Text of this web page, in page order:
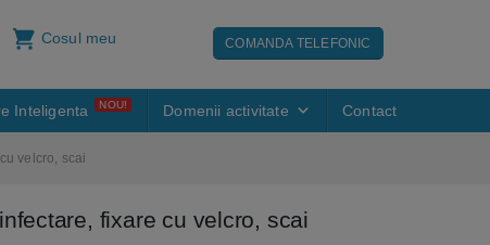
Cosul meu COMANDA TELEFONIC
Inteligenta NOU! Domenii activitate Contact
velcro, scai
fixare cu velcro, scai